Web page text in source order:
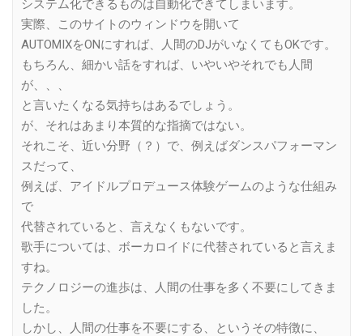
システム化できるものは自動化できてしまいます。
実際、このサイトのウィンドウを開いて
AUTOMIXをONにすれば、人間のDJがいなくてもOKです。
もちろん、細かい話をすれば、いやいやそれでも人間
が、、、
と言いたくなる気持ちはあるでしょう。
が、それはあまり本質的な指摘ではない。
それこそ、近い分野（？）で、例えばダンスパフォーマン
スだって、
例えば、アイドルプロデュース体験ゲームのような仕組み
で
代替されていると、言えなくもないです。
歌手については、ボーカロイドに代替されていると言えま
すね。
テクノロジーの進歩は、人間の仕事を多く不要にしてきま
した。
しかし、人間の仕事を不要にする、というその特徴に、